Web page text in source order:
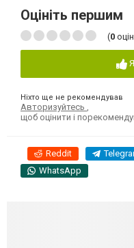
Оцініть першим
(0
Ніхто ще не рекомендував
Авторизуйтесь
щоб оцінити і
Reddit
WhatsApp